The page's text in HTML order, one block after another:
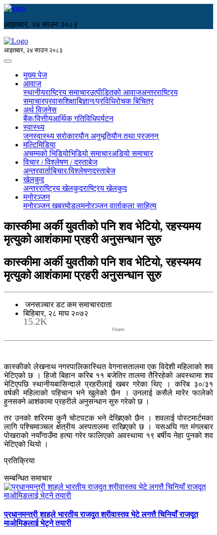
आइतबार, २४ साउन २०८३
आइतबार, २४ साउन २०८३
मुख्य पेज
आवाज
स्थानीयराष्ट्रिय समाचारउत्पीडितको आवाजअन्तरराष्ट्रिय
समाचारप्रवासशिक्षाबिज्ञान/प्रविधिरोचक बिचित्र
अर्थ विजनेस
बैंक/वित्तीयआर्थिक गतिविधिपर्यटन
स्वास्थ्य
जनस्वास्थ्य सरोकारयौन अनुभूतियौन तथा प्रजनन्
मल्टिमिडिया
अचम्मको भिडियोभिडियो समाचारअडियो समाचार
विचार / विश्लेषण / दस्ताबेज
अन्तरवार्ताबिचार/विश्लेषणदस्ताबेज
खेलकुद
अन्तरराष्ट्रिय खेलकुदराष्ट्रिय खेलकुद
मनोरञ्जन
मनोरञ्जन खबरमोडलमनोरञ्जन वार्ताकला साहित्य
कास्कीमा अर्की युवतीको पनि शव भेटियो, रहस्यमय
मृत्युको आशंकामा प्रहरी अनुसन्धान सुरु
कास्कीमा अर्की युवतीको पनि शव भेटियो, रहस्यमय
मृत्युको आशंकामा प्रहरी अनुसन्धान सुरु
जनसञ्चार डट कम समाचारदाता
बिहिबार, २८ माघ २०७२
15.2K
Shares
कास्कीको लेखनाथ नगरपालिकास्थित वेगनासतालमा एक विदेशी महिलाको शव
भेटिएको छ । हिजो बिहान करिब ११ बजेतिर तालमा तैरिरहेको अवस्थामा शव
भेटिएपछि स्थानीयबासिन्दाले प्रहरीलाई खबर गरेका थिए । करिब ३०/३१
वर्षकी महिलाको पहिचान भने खुलेको छैन । उनलाई कसैले मारेर फालेको
हुनसक्ने आशंकामा प्रहरीले अनुसन्धान सुरु गरेको छ ।
तर उनको शरिरमा कुनै चोटपटक भने देखिएको छैन । शवलाई पोस्टमार्टमका
लागि पश्चिमाञ्चल क्षेत्रीय अस्पतालमा राखिएको छ । यसअघि गत मंगलबार
पोखराको नयाँगाउँमा हत्या गरेर फालिएको अवस्थामा १९ बर्षीय नेहा पुनको शव
भेटिएको थियो ।
प्रतिक्रिया
सम्बन्धित समाचार
प्रधानमन्त्री शाहले भारतीय राजदुत श्रीवास्तव भेटे लगत्तै चिनियाँ राजदूत
माओमिङलाई भेट्ने तयारी